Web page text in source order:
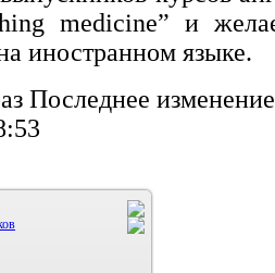
medicine” и
иностранном языке.
Последнее